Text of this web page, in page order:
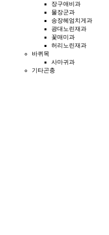
장구애비과
물장군과
송장헤엄치게과
광대노린재과
꽃매미과
허리노린재과
바퀴목
사마귀과
기타곤충